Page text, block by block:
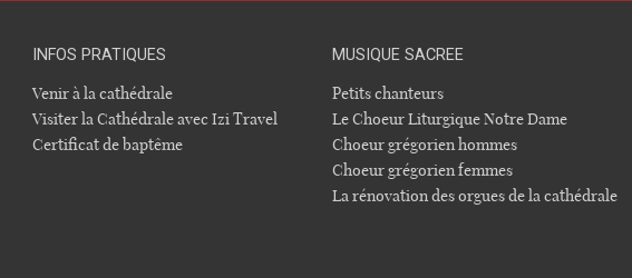
INFOS PRATIQUES
Venir à la cathédrale
Visiter la Cathédrale avec Izi Travel
Certificat de baptême
MUSIQUE SACREE
Petits chanteurs
Le Choeur Liturgique Notre Dame
Choeur grégorien hommes
Choeur grégorien femmes
La rénovation des orgues de la cathédrale